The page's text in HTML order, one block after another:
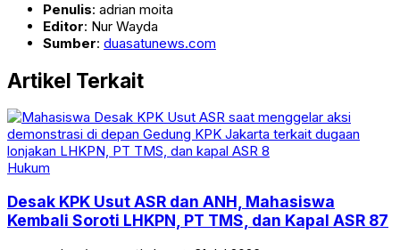
Penulis: adrian moita
Editor: Nur Wayda
Sumber: duasatunews.com
Artikel Terkait
Hukum
Desak KPK Usut ASR dan ANH, Mahasiswa
Kembali Soroti LHKPN, PT TMS, dan Kapal ASR 87